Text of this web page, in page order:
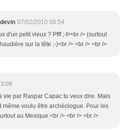
07/02/2010 00:54
d'un petit vieux ? Pfff ;-Þ<br /> (surtout
sur la tête ;-)<br /> <br /> <br />
vie par Raspar Capac tu veux dire. Mais
même voulu être archéologue. Pour les
au Mexique.<br /> <br /> <br />